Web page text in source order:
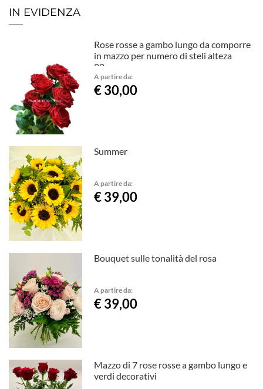
IN EVIDENZA
Rose rosse a gambo lungo da comporre
in mazzo per numero di steli alteza
80cm
A partire da:
€ 30,00
Summer
A partire da:
€ 39,00
Bouquet sulle tonalità del rosa
A partire da:
€ 39,00
Mazzo di 7 rose rosse a gambo lungo e
verdi decorativi